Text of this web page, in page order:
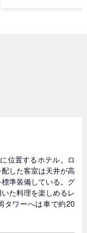
位置するホテル。ロ
した客室は天井が高
準装備している。グ
た料理を楽しめるレ
タワーへは車で約20